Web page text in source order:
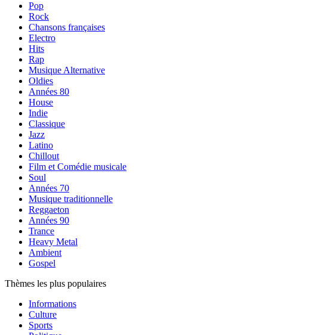
Pop
Rock
Chansons françaises
Electro
Hits
Rap
Musique Alternative
Oldies
Années 80
House
Indie
Classique
Jazz
Latino
Chillout
Film et Comédie musicale
Soul
Années 70
Musique traditionnelle
Reggaeton
Années 90
Trance
Heavy Metal
Ambient
Gospel
Thèmes les plus populaires
Informations
Culture
Sports